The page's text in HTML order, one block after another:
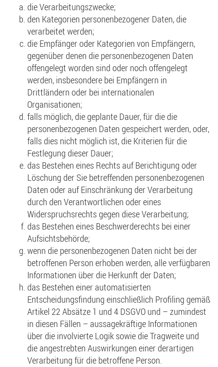
die Verarbeitungszwecke;
den Kategorien personenbezogener Daten, die
verarbeitet werden;
die Empfänger oder Kategorien von Empfängern,
gegenüber denen die personenbezogenen Daten
offengelegt worden sind oder noch offengelegt
werden, insbesondere bei Empfängern in
Drittländern oder bei internationalen
Organisationen;
falls möglich, die geplante Dauer, für die die
personenbezogenen Daten gespeichert werden, oder,
falls dies nicht möglich ist, die Kriterien für die
Festlegung dieser Dauer;
das Bestehen eines Rechts auf Berichtigung oder
Löschung der Sie betreffenden personenbezogenen
Daten oder auf Einschränkung der Verarbeitung
durch den Verantwortlichen oder eines
Widerspruchsrechts gegen diese Verarbeitung;
das Bestehen eines Beschwerderechts bei einer
Aufsichtsbehörde;
wenn die personenbezogenen Daten nicht bei der
betroffenen Person erhoben werden, alle verfügbaren
Informationen über die Herkunft der Daten;
das Bestehen einer automatisierten
Entscheidungsfindung einschließlich Profiling gemäß
Artikel 22 Absätze 1 und 4 DSGVO und – zumindest
in diesen Fällen – aussagekräftige Informationen
über die involvierte Logik sowie die Tragweite und
die angestrebten Auswirkungen einer derartigen
Verarbeitung für die betroffene Person.